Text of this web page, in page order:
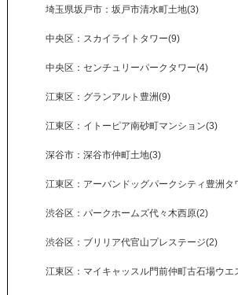
埼玉県坂戸市：坂戸市清水町土地(3)
中央区：スカイライトタワー(9)
中央区：センチュリーパークタワー(4)
江東区：グランアルト豊洲(9)
江東区：イトーピア南砂町マンション(3)
深谷市：深谷市仲町土地(3)
江東区：アーバンドッグパークシティ豊洲タ
渋谷区：パークホームズ代々木西原(2)
渋谷区：ブリリア代官山プレステージ(2)
江東区：マイキャッスル門前仲町古石場ウエ